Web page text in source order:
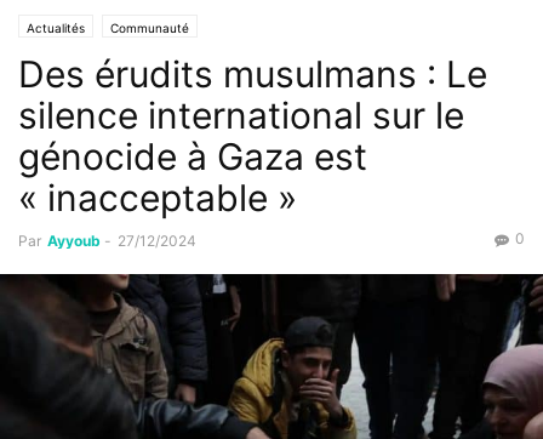
Actualités Communauté
Des érudits musulmans : Le
silence international sur le
génocide à Gaza est
« inacceptable »
Par Ayyoub - 27/12/2024 0